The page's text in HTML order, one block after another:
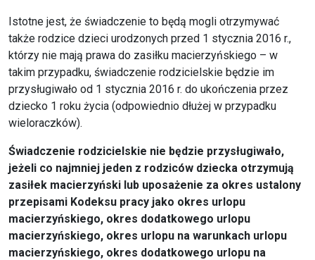
Istotne jest, że świadczenie to będą mogli otrzymywać
także rodzice dzieci urodzonych przed 1 stycznia 2016 r.,
którzy nie mają prawa do zasiłku macierzyńskiego – w
takim przypadku, świadczenie rodzicielskie będzie im
przysługiwało od 1 stycznia 2016 r. do ukończenia przez
dziecko 1 roku życia (odpowiednio dłużej w przypadku
wieloraczków).
Świadczenie rodzicielskie nie będzie przysługiwało,
jeżeli co najmniej jeden z rodziców dziecka otrzymują
zasiłek macierzyński lub uposażenie za okres ustalony
przepisami Kodeksu pracy jako okres urlopu
macierzyńskiego, okres dodatkowego urlopu
macierzyńskiego, okres urlopu na warunkach urlopu
macierzyńskiego, okres dodatkowego urlopu na